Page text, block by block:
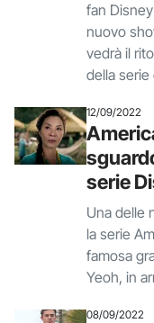
fan
nuovo
vedrà il
della serie
12/09/2022
serie
Una delle
la serie
famosa
Yeoh, in
08/09/2022